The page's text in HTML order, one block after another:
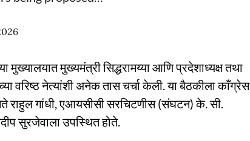
मुख्यालयात मुख्यमंत्री सिद्धरामय्या आणि प्रदेशाध्यक्ष तथा
वरिष्ठ नेत्यांशी अनेक तास चर्चा केली. या बैठकीला काँग्रेस
राहुल गांधी, एआयसीसी सरचिटणीस (संघटन) के. सी.
सुरजेवाला उपस्थित होते.